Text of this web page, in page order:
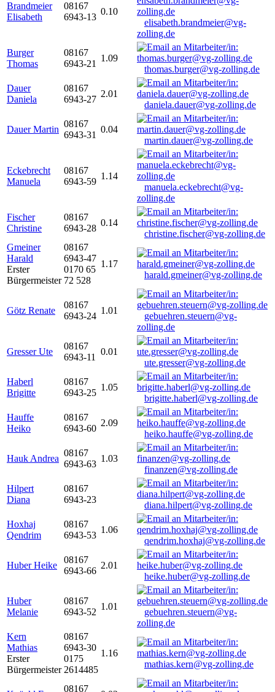
Brandmeier
Elisabeth
08167
6943-13
0.10
elisabeth.brandmeier@vg-
zolling.de
Burger
Thomas
08167
6943-21
1.09
thomas.burger@vg-zolling.de
Dauer
Daniela
08167
6943-27
2.01
daniela.dauer@vg-zolling.de
Dauer Martin
08167
6943-31
0.04
martin.dauer@vg-zolling.de
Eckebrecht
Manuela
08167
6943-59
1.14
manuela.eckebrecht@vg-
zolling.de
Fischer
Christine
08167
6943-28
0.14
christine.fischer@vg-zolling.de
Gmeiner
Harald
Erster
Bürgermeister
08167
6943-47
0170 65
72 528
1.17
harald.gmeiner@vg-zolling.de
Götz Renate
08167
6943-24
1.01
gebuehren.steuern@vg-
zolling.de
Gresser Ute
08167
6943-11
0.01
ute.gresser@vg-zolling.de
Haberl
Brigitte
08167
6943-25
1.05
brigitte.haberl@vg-zolling.de
Hauffe
Heiko
08167
6943-60
2.09
heiko.hauffe@vg-zolling.de
Hauk Andrea
08167
6943-63
1.03
finanzen@vg-zolling.de
Hilpert
Diana
08167
6943-23
diana.hilpert@vg-zolling.de
Hoxhaj
Qendrim
08167
6943-53
1.06
qendrim.hoxhaj@vg-zolling.de
Huber Heike
08167
6943-66
2.01
heike.huber@vg-zolling.de
Huber
Melanie
08167
6943-52
1.01
gebuehren.steuern@vg-
zolling.de
Kern
Mathias
Erster
Bürgermeister
08167
6943-30
0175
2614485
1.16
mathias.kern@vg-zolling.de
08167